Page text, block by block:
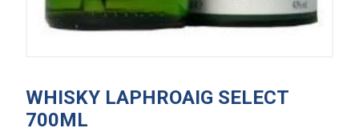
WHISKY LAPHROAIG SELECT
700ML